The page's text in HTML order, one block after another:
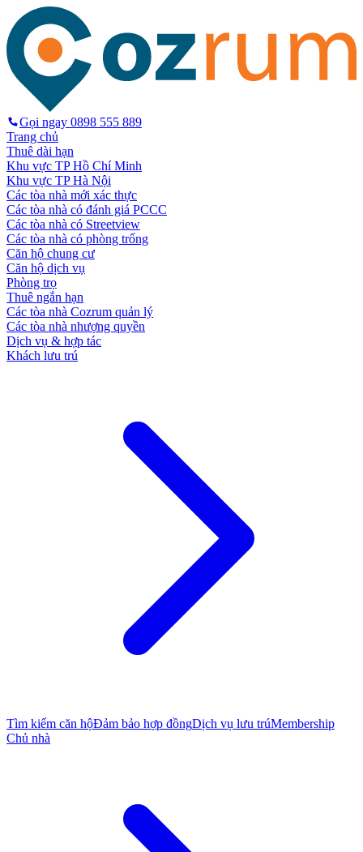
Gọi ngay 0898 555 889
Trang chủ
Thuê dài hạn
Khu vực TP Hồ Chí Minh
Khu vực TP Hà Nội
Các tòa nhà mới xác thực
Các tòa nhà có đánh giá PCCC
Các tòa nhà có Streetview
Các tòa nhà có phòng trống
Căn hộ chung cư
Căn hộ dịch vụ
Phòng trọ
Thuê ngắn hạn
Các tòa nhà Cozrum quản lý
Các tòa nhà nhượng quyền
Dịch vụ & hợp tác
Khách lưu trú
Tìm kiếm căn hộĐảm bảo hợp đồngDịch vụ lưu trúMembership
Chủ nhà